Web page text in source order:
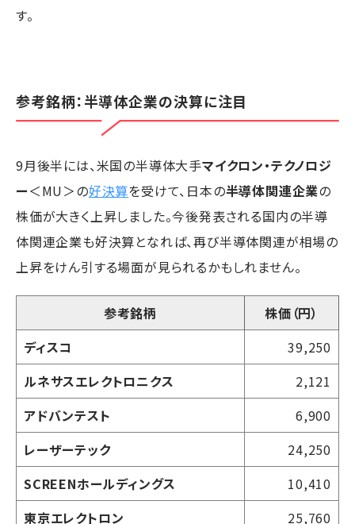
す。
参考銘柄：半導体企業の決算に注目
9月後半には、米国の半導体大手マイクロン・テクノロジ
ー＜MU＞の好決算を受けて、日本の半導体関連企業の
株価が大きく上昇しました。今後発表される国内の半導
体関連企業も好決算となれば、再び半導体関連が相場の
上昇をけん引する場面が見られるかもしれません。
参考銘柄
株価（円）
ディスコ
39,250
ルネサスエレクトロニクス
2,121
アドバンテスト
6,900
レーザーテック
24,250
SCREENホールディングス
10,410
東京エレクトロン
25,760